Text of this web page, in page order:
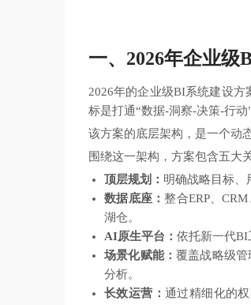
一、2026年企业级
2026年的企业级BI系统建设
标是打通“数据-洞察-决策-行
该方案的底层架构，是一个动
围绕这一架构，方案包含五大
顶层规划： 明确战略目标、
数据底座：整合ERP、
湖仓。
AI原生平台： 依托新一代BI
场景化赋能：覆盖战略级
分析。
长效运营： 通过精细化的